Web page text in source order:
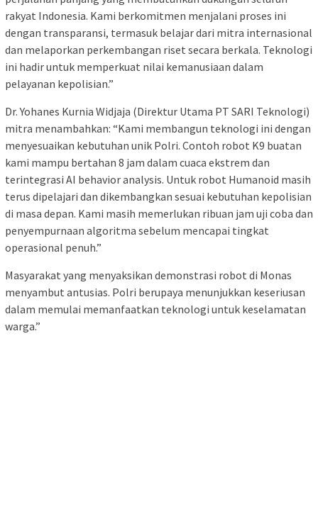
rakyat Indonesia. Kami berkomitmen menjalani proses ini
dengan transparansi, termasuk belajar dari mitra internasional
dan melaporkan perkembangan riset secara berkala. Teknologi
ini hadir untuk memperkuat nilai kemanusiaan dalam
pelayanan kepolisian.”
Dr. Yohanes Kurnia Widjaja (Direktur Utama PT SARI Teknologi)
mitra menambahkan: “Kami membangun teknologi ini dengan
menyesuaikan kebutuhan unik Polri. Contoh robot K9 buatan
kami mampu bertahan 8 jam dalam cuaca ekstrem dan
terintegrasi AI behavior analysis. Untuk robot Humanoid masih
terus dipelajari dan dikembangkan sesuai kebutuhan kepolisian
di masa depan. Kami masih memerlukan ribuan jam uji coba dan
penyempurnaan algoritma sebelum mencapai tingkat
operasional penuh.”
Masyarakat yang menyaksikan demonstrasi robot di Monas
menyambut antusias. Polri berupaya menunjukkan keseriusan
dalam memulai memanfaatkan teknologi untuk keselamatan
warga.”